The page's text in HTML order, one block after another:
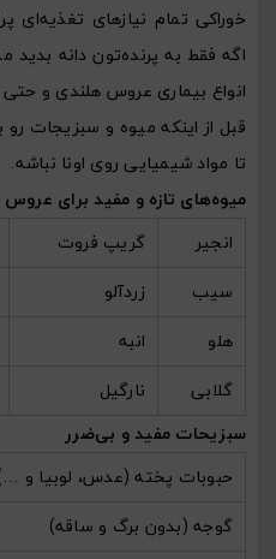
خوراکی تمام نیازهای تغذیه‌ای
اگه فقط به پرنده‌تون دانه
انواع بیماری عروس هلندی و
قبل از اینکه میوه و سبزیجات
تا مواد شیمیایی روی اونا نباشه.
میوه‌های تازه و مفید برای
انجیر
گریپ فروت
سیب
زردآلو
هلو
انبه
گلابی
نارگیل
سبزیحات مفید و بی‌ضرر
حبوبات پخته (عدس، لوبیا و
گوجه (بدون برگ و ساقه)